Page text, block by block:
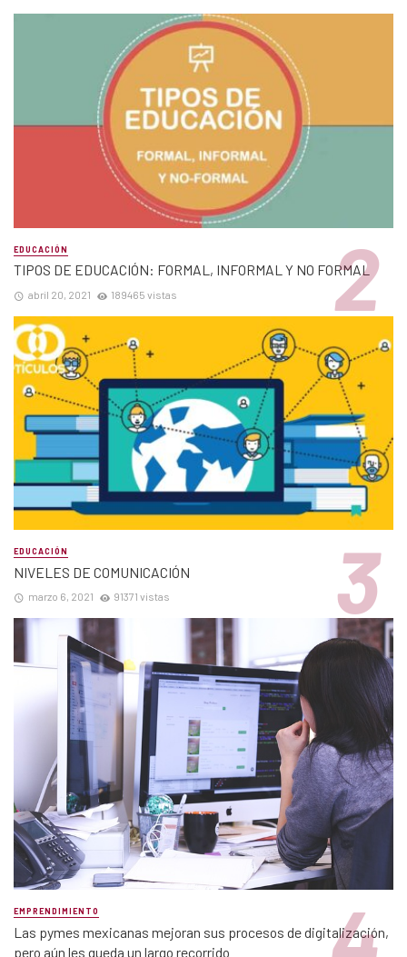
EDUCACIÓN
TIPOS DE EDUCACIÓN: FORMAL, INFORMAL Y NO FORMAL
abril 20, 2021 189465 vistas
EDUCACIÓN
NIVELES DE COMUNICACIÓN
marzo 6, 2021 91371 vistas
EMPRENDIMIENTO
Las pymes mexicanas mejoran sus procesos de digitalización,
pero aún les queda un largo recorrido